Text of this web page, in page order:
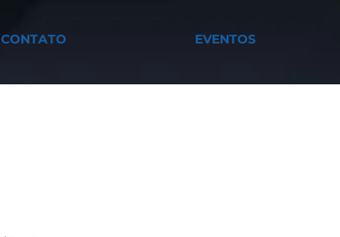
CONTATO EVENTOS